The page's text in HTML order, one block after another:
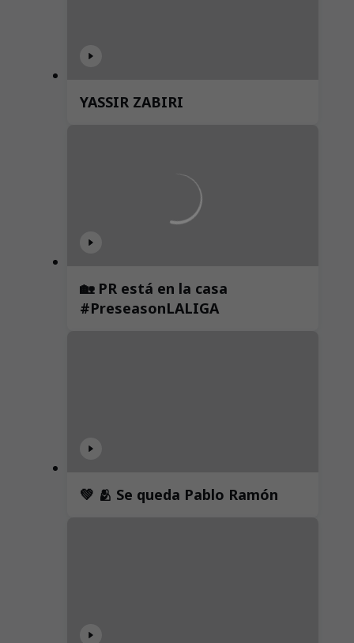
YASSIR ZABIRI
🏡 PR está en la casa
#PreseasonLALIGA
💚 🫂 Se queda Pablo Ramón